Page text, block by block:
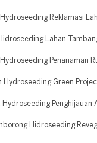
Reklamasi
Lahan
Penanaman
Hydroseeding Green
Penghijauan
Hidroseeding